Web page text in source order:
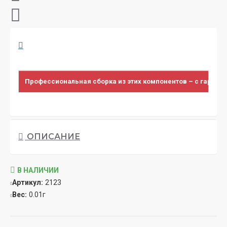
Профессиональная сборка из этих компонентов – с
ОПИСАНИЕ
В НАЛИЧИИ
Артикул: 2123
Вес: 0.01г